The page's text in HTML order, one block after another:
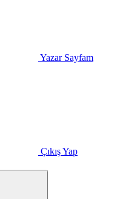
Yazar Sayfam
Çıkış Yap